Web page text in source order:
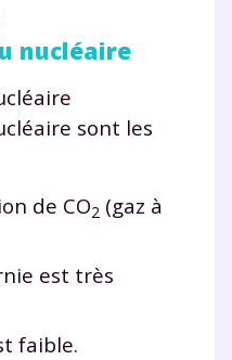
nucléaire
sont les
de CO2 (gaz à
est très
faible.